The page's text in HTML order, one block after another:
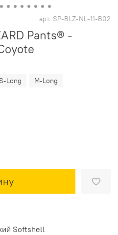
арт. SP-BLZ-NL-11-B02
Pants® -
S-Long
M-Long
Softshell